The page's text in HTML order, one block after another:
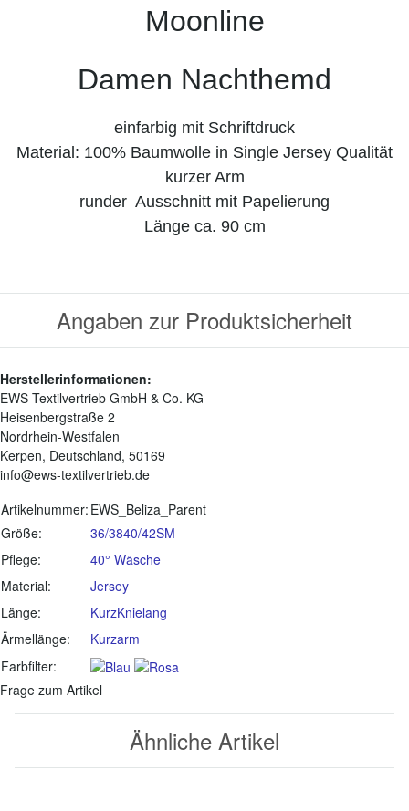
Moonline
Damen Nachthemd
einfarbig mit Schriftdruck
Material: 100% Baumwolle in Single Jersey Qualität
kurzer Arm
runder Ausschnitt mit Papelierung
Länge ca. 90 cm
Angaben zur Produktsicherheit
Herstellerinformationen:
EWS Textilvertrieb GmbH & Co. KG
Heisenbergstraße 2
Nordrhein-Westfalen
Kerpen, Deutschland, 50169
info@ews-textilvertrieb.de
Produkteigenschaft
Wert
Artikelnummer: EWS_Beliza_Parent
Größe:
36/3840/42SM
Pflege:
40° Wäsche
Material:
Jersey
Länge:
KurzKnielang
Ärmellänge:
Kurzarm
Farbfilter:
Frage zum Artikel
Ähnliche Artikel